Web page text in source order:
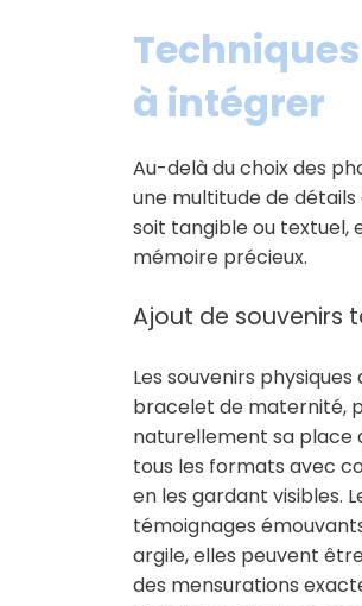
à intégrer
Au-delà du choix des
une multitude de
soit tangible ou textuel,
mémoire précieux.
Ajout de souvenirs
Les souvenirs
bracelet de maternité,
naturellement sa place
tous les formats avec
en les gardant visibles.
témoignages
argile, elles peuvent
des mensurations